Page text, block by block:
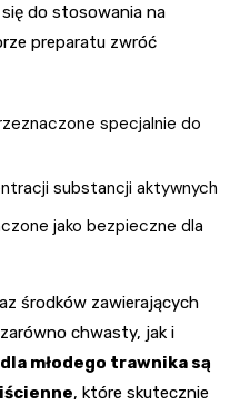
do stosowania na
preparatu zwróć
specjalnie do
substancji aktywnych
jako bezpieczne dla
środków zawierających
chwasty, jak i
młodego trawnika są
, które skutecznie